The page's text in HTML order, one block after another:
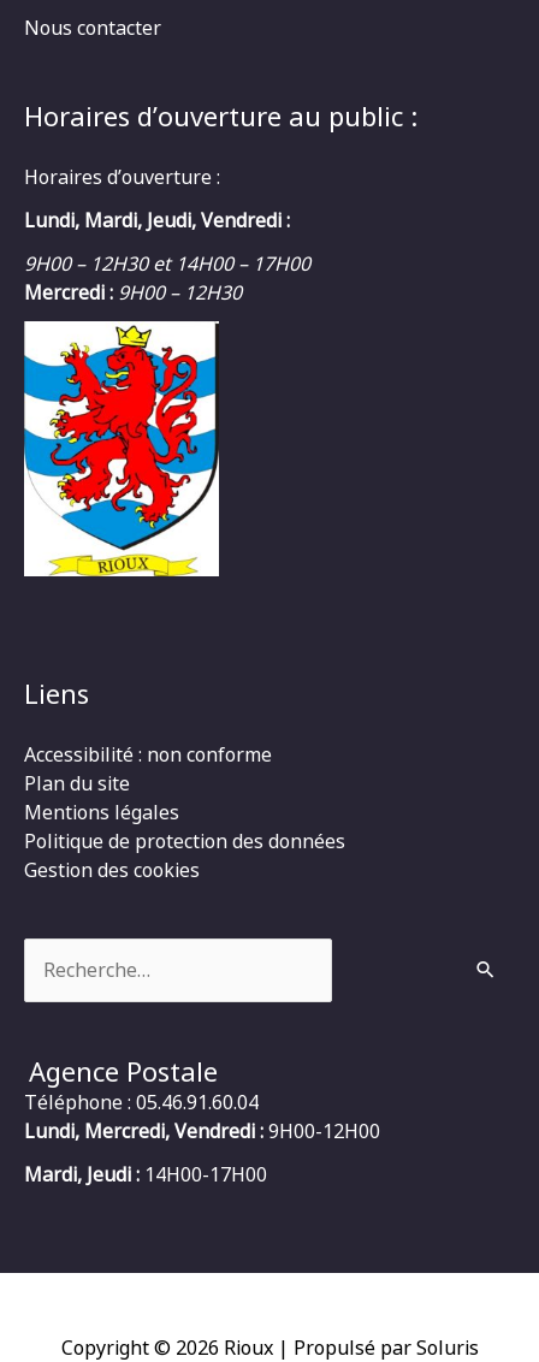
Nous contacter
Horaires d’ouverture au public :
Horaires d’ouverture :
Lundi, Mardi, Jeudi, Vendredi :
9H00 – 12H30 et 14H00 – 17H00
Mercredi : 9H00 – 12H30
Liens
Accessibilité : non conforme
Plan du site
Mentions légales
Politique de protection des données
Gestion des cookies
Agence Postale
Téléphone : 05.46.91.60.04
Lundi, Mercredi, Vendredi :9H00-12H00
Mardi, Jeudi : 14H00-17H00
Copyright © 2026 Rioux| Propulsé par Soluris